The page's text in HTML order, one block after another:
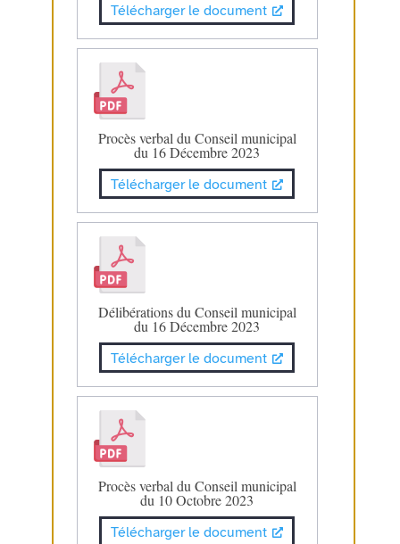
Télécharger le document
Procès verbal du Conseil municipal
du 16 Décembre 2023
Télécharger le document
Délibérations du Conseil municipal
du 16 Décembre 2023
Télécharger le document
Procès verbal du Conseil municipal
du 10 Octobre 2023
Télécharger le document